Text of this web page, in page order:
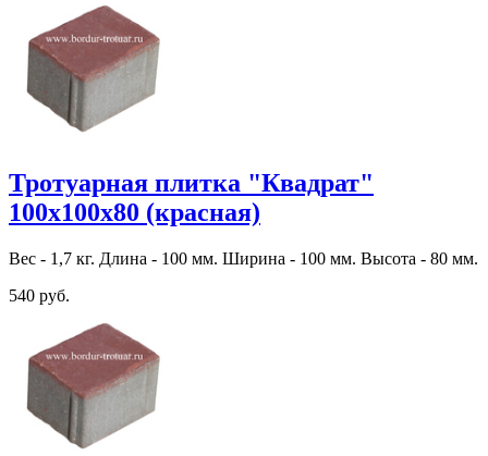
Тротуарная плитка "Квадрат"
100х100х80 (красная)
Вес - 1,7 кг. Длина - 100 мм. Ширина - 100 мм. Высота - 80 мм.
540 руб.